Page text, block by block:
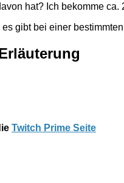
hat? Ich bekomme ca.
gibt bei einer
Twitch Prime Seite